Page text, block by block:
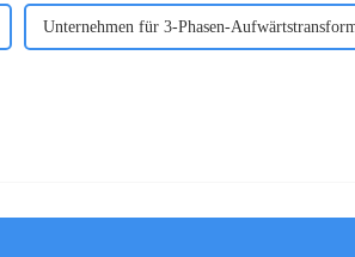
Unternehmen für 3-Phasen-